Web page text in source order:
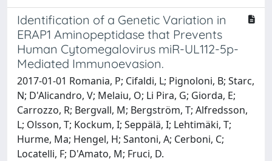
Identification of a Genetic Variation in
ERAP1 Aminopeptidase that Prevents
Human Cytomegalovirus miR-UL112-5p-
Mediated Immunoevasion.
2017-01-01 Romania, P; Cifaldi, L; Pignoloni, B; Starc,
N; D'Alicandro, V; Melaiu, O; Li Pira, G; Giorda, E;
Carrozzo, R; Bergvall, M; Bergström, T; Alfredsson,
L; Olsson, T; Kockum, I; Seppälä, I; Lehtimäki, T;
Hurme, Ma; Hengel, H; Santoni, A; Cerboni, C;
Locatelli, F; D'Amato, M; Fruci, D.